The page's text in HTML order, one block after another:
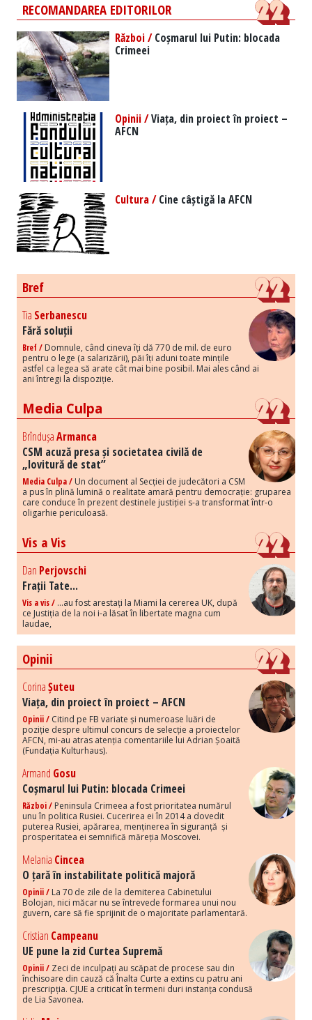
RECOMANDAREA EDITORILOR
Război /Coșmarul lui Putin: blocada
Crimeei
Opinii /Viața, din proiect în proiect –
AFCN
Cultura /Cine câștigă la AFCN
Bref
Tia Serbanescu
Fără soluții
Bref / Domnule, când cineva îți dă 770 de mil. de euro
pentru o lege (a salarizării), păi îți aduni toate mințile
astfel ca legea să arate cât mai bine posibil. Mai ales când ai
ani întregi la dispoziție.
Media Culpa
BrîndușaArmanca
CSM acuză presa și societatea civilă de
„lovitură de stat”
Media Culpa / Un document al Secției de judecători a CSM
a pus în plină lumină o realitate amară pentru democrație: gruparea
care conduce în prezent destinele justiției s-a transformat într-o
oligarhie periculoasă.
Vis a Vis
Dan Perjovschi
Frații Tate...
Vis a vis / ...au fost arestați la Miami la cererea UK, după
ce Justiția de la noi i-a lăsat în libertate magna cum
laudae,
Opinii
CorinaȘuteu
Viața, din proiect în proiect – AFCN
Opinii / Citind pe FB variate și numeroase luări de
poziție despre ultimul concurs de selecție a proiectelor
AFCN, mi-au atras atenția comentariile lui Adrian Șoaită
(Fundația Kulturhaus).
Armand Gosu
Coșmarul lui Putin: blocada Crimeei
Război / Peninsula Crimeea a fost prioritatea numărul
unu în politica Rusiei. Cucerirea ei în 2014 a dovedit
puterea Rusiei, apărarea, menținerea în siguranță și
prosperitatea ei semnifică măreția Moscovei.
Melania Cincea
O țară în instabilitate politică majoră
Opinii / La 70 de zile de la demiterea Cabinetului
Bolojan, nici măcar nu se întrevede formarea unui nou
guvern, care să fie sprijinit de o majoritate parlamentară.
Cristian Campeanu
UE pune la zid Curtea Supremă
Opinii / Zeci de inculpați au scăpat de procese sau din
închisoare din cauză că Înalta Curte a extins cu patru ani
prescripția. CJUE a criticat în termeni duri instanța condusă
de Lia Savonea.